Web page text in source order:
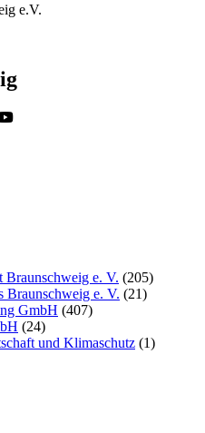
e.V.
Braunschweig e. V. (205)
Braunschweig e. V. (21)
GmbH (407)
(24)
und Klimaschutz (1)